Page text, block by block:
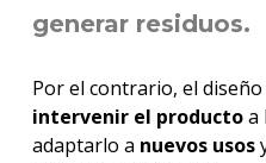
generar residuos.
Por el contrario, el
intervenir el productoa
adaptarlo a nuevos usos